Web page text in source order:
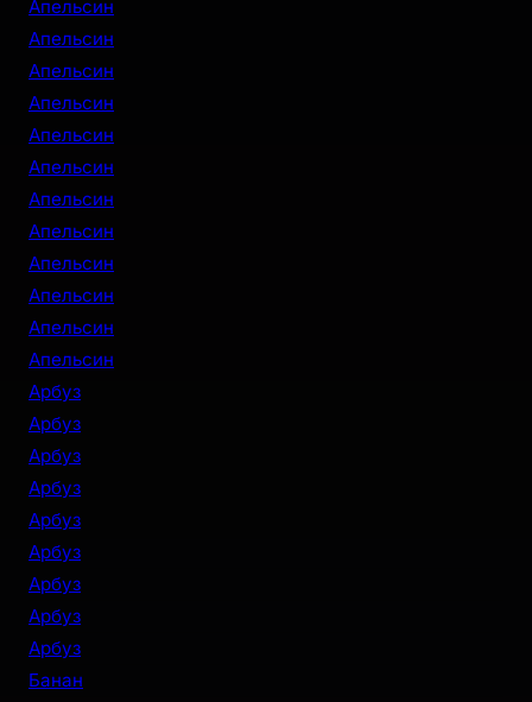
Апельсин
Апельсин
Апельсин
Апельсин
Апельсин
Апельсин
Апельсин
Апельсин
Апельсин
Апельсин
Апельсин
Апельсин
Арбуз
Арбуз
Арбуз
Арбуз
Арбуз
Арбуз
Арбуз
Арбуз
Арбуз
Банан